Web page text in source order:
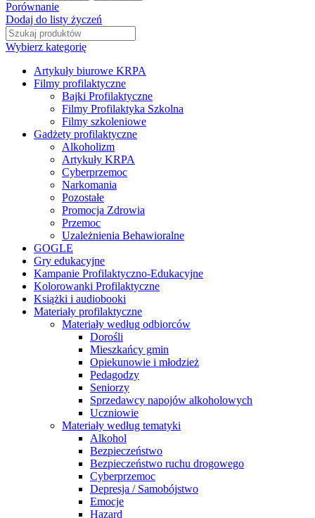
Porównanie
Dodaj do listy życzeń
Wybierz kategorię
Artykuły biurowe KRPA
Filmy profilaktyczne
Bajki Profilaktyczne
Filmy Profilaktyka Szkolna
Filmy szkoleniowe
Gadżety profilaktyczne
Alkoholizm
Artykuły KRPA
Cyberprzemoc
Narkomania
Pozostałe
Promocja Zdrowia
Przemoc
Uzależnienia Behawioralne
GOGLE
Gry edukacyjne
Kampanie Profilaktyczno-Edukacyjne
Kolorowanki Profilaktyczne
Książki i audiobooki
Materiały profilaktyczne
Materiały według odbiorców
Dorośli
Mieszkańcy gmin
Opiekunowie i młodzież
Pedagodzy
Seniorzy
Sprzedawcy napojów alkoholowych
Uczniowie
Materiały według tematyki
Alkohol
Bezpieczeństwo
Bezpieczeństwo ruchu drogowego
Cyberprzemoc
Depresja / Samobójstwo
Emocje
Hazard